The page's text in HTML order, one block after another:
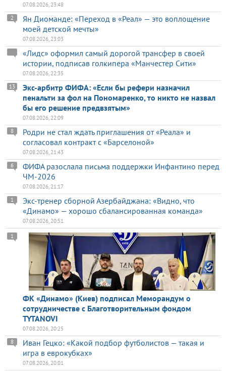
07.08.2026, 23:48
Ян Диоманде: «Переход в «Реал» — это воплощение
моей детской мечты»
2
07.08.2026, 23:03
«Лидс» оформил самый дорогой трансфер в своей
истории, подписав голкипера «Манчестер Сити»
07.08.2026, 22:35
Экс-арбитр ФИФА: «Если бы рефери назначил
пенальти за фол на Пономаренко, то никто не назвал
бы его решение предвзятым»
13
07.08.2026, 22:09
Родри не стал ждать приглашения от «Реала» и
согласовал контракт с «Барселоной»
8
07.08.2026, 21:43
ФИФА разослала письма поддержки Инфантино перед
ЧМ-2026
6
07.08.2026, 21:17
Экс-тренер сборной Азербайджана: «Видно, что
«Динамо» — хорошо сбалансированная команда»
1
07.08.2026, 20:51
ФК «Динамо» (Киев) подписал Меморандум о
сотрудничестве с Благотворительным фондом
TYTANOVI
1
07.08.2026, 20:25
Иван Гецко: «Какой подбор футболистов — такая и
игра в еврокубках»
8
07.08.2026, 20:01